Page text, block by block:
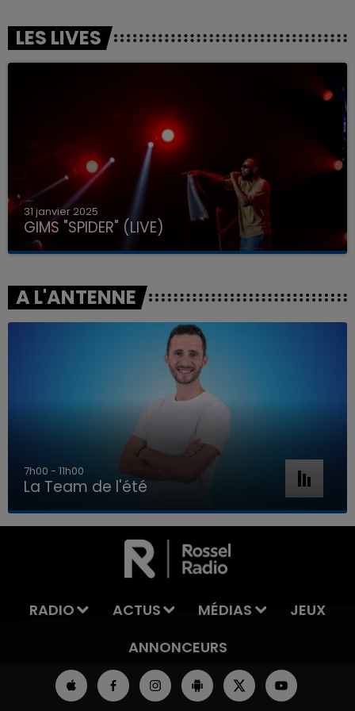
LA TEAM DE L'ÉTÉ
LES LIVES
31 janvier 2025
GIMS "SPIDER" (LIVE)
A L'ANTENNE
7h00 - 11h00
La Team de l'été
RADIO ACTUS MÉDIAS
JEUX
ANNONCEURS